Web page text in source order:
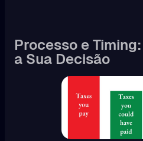
Processo e
a Sua Decisão